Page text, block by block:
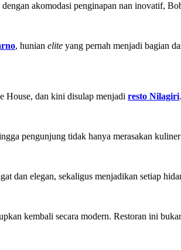
akomodasi penginapan nan inovatif,
, hunian elite yang pernah menjadi bagian
House, dan kini disulap menjadi resto Nilagiri.
pengunjung tidak hanya merasakan
dan elegan, sekaligus menjadikan setiap
kembali secara modern. Restoran ini